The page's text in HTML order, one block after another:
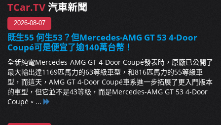
TCar.TV汽車新聞
2026-08-07
既生55 何生53？但Mercedes-AMG GT 53 4-Door
Coupé可是便宜了逾140萬台幣！
全新純電Mercedes-AMG GT 4-Door Coupé發表時，原廠已公開了
最大輸出達1169匹馬力的63等級車型，和816匹馬力的55等級車
型，而這天，AMG GT 4-Door Coupé車系進一步拓展了更入門版本
的車型，但它並不是43等級，而是Mercedes-AMG GT 53 4-Door
Coupé。...